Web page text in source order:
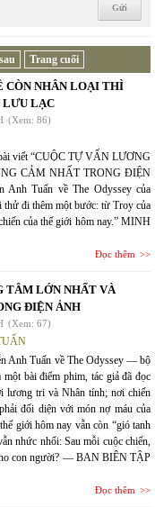
Trang cuối
CÒN NHÂN LOẠI THÌ
LƯU LẠC
(Xem: 86)
viết “CUỘC TỰ VẤN LƯƠNG
CẢM NHẤT TRONG ĐIỆN
Anh Tuấn về The Odyssey của
thử đi thêm một bước: từ Troy của
của thế giới hôm nay.” MINH
Đọc thêm
TÂM LỚN NHẤT VÀ
ĐIỆN ẢNH
(Xem: 67)
Anh Tuấn về The Odyssey — bộ
bài điểm phim, tác giả đã đọc
lương tri và Nhân tính; nơi chiến
đối diện với món nợ máu của
giới hôm nay vẫn còn “gió tanh
nhức nhối: Sau mỗi cuộc chiến,
con người? — BAN BIÊN TẬP
Đọc thêm